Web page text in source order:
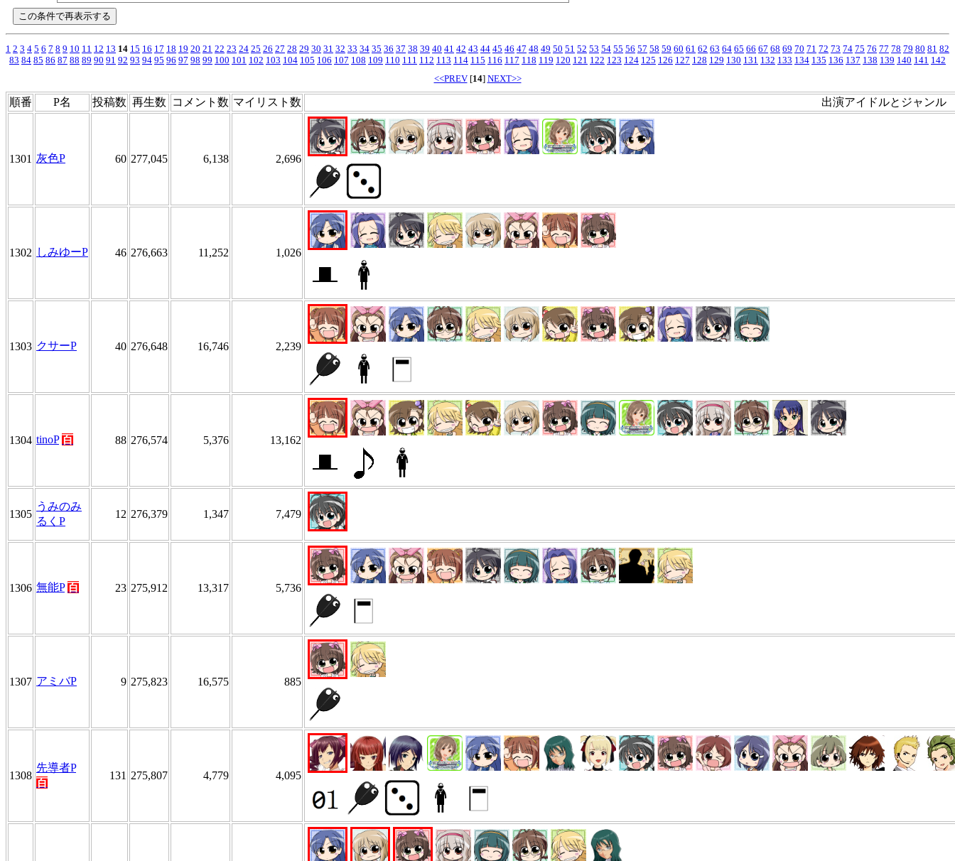
1 2 3 4 5 6 7 8 9 10 11 12 13 14 15 16 17 18 19 20 21 22 23 24 25 26 27 28 29 30 31 32 33 34 35 36 37 38 39 40 41 42 43 44 45 46 47 48 49 50 51 52 53 54 55 56 57 58 59 60 61 62 63 64 65 66 67 68 69 70 71 72 73 74 75 76 77 78 79 80 81 82
83 84 85 86 87 88 89 90 91 92 93 94 95 96 97 98 99 100 101 102 103 104 105 106 107 108 109 110 111 112 113 114 115 116 117 118 119 120 121 122 123 124 125 126 127 128 129 130 131 132 133 134 135 136 137 138 139 140 141 142
<<PREV[14] NEXT>>
順番 P名 投稿数 再生数 コメント数 マイリスト数 出演アイドルとジャンル
1301 灰色P 60 277,045 6,138 2,696
1302 しみゆーP 46 276,663 11,252 1,026
1303 クサーP 40 276,648 16,746 2,239
1304 tinoP 百 88 276,574 5,376 13,162
1305
うみのみ
るくP
12 276,379 1,347 7,479
1306 無能P 百 23 275,912 13,317 5,736
1307 アミバP 9 275,823 16,575 885
1308
先導者P
百
131 275,807 4,779 4,095